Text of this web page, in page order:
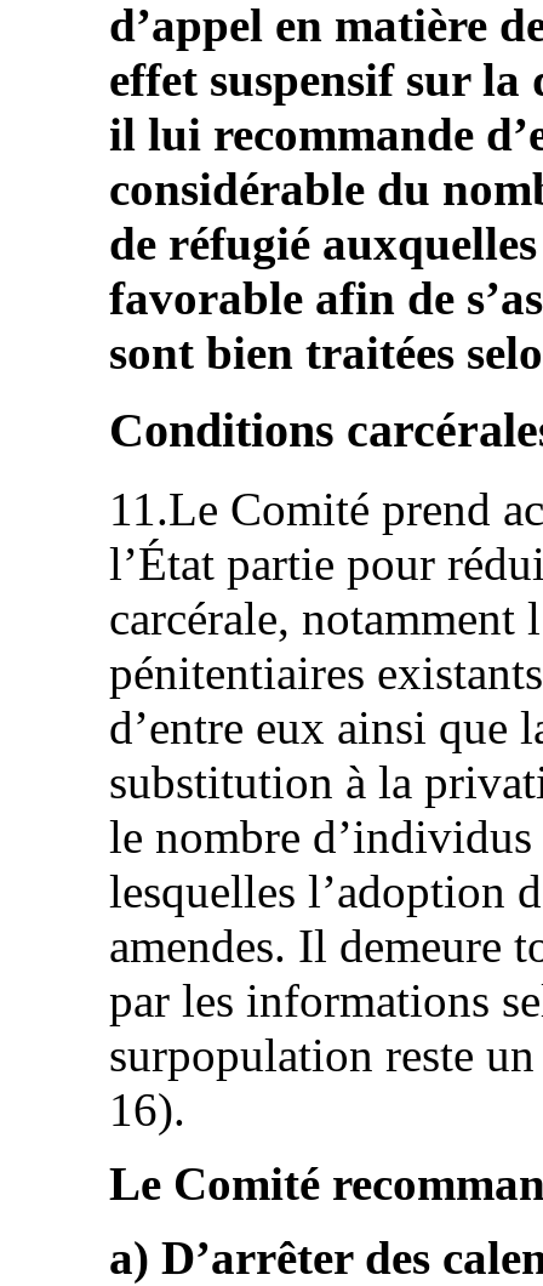
d’appel en matière
effet suspensif sur la
il lui recommande
considérable du
de réfugié
favorable afin de
sont bien traitées
Conditions
11.Le Comité prend
l’État partie pour
carcérale, notamment
pénitentiaires
d’entre eux ainsi que
substitution à la
le nombre
lesquelles l’adoption
amendes. Il demeure
par les informations
surpopulation reste
16).
Le Comité
a) D’arrêter des